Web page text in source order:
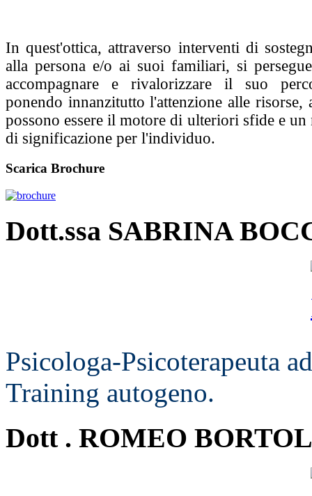
In quest'ottica, attraverso interventi di
alla persona e/o ai suoi familiari, si
accompagnare e rivalorizzare il suo
ponendo innanzitutto l'attenzione alle risorse,
possono essere il motore di ulteriori sfide e
di significazione per l'individuo.
Scarica Brochure
Dott.ssa SABRINA
Psicologa-Psicoterapeuta
Training autogeno.
Dott . ROMEO